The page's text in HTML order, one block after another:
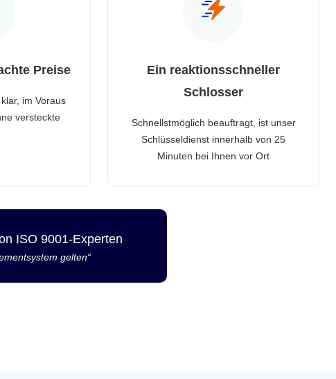
Preise
im Voraus
versteckte
Ein reaktionsschneller
Schlosser
Schnellstmöglich beauftragt, ist unser
Schlüsseldienst innerhalb von 25
Minuten bei Ihnen vor Ort
ISO 9001-Experten
gelten“